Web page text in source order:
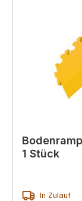
1 Stück
In Zulauf